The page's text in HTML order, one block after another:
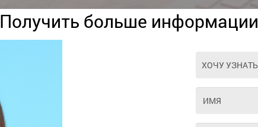
Получить больше информации